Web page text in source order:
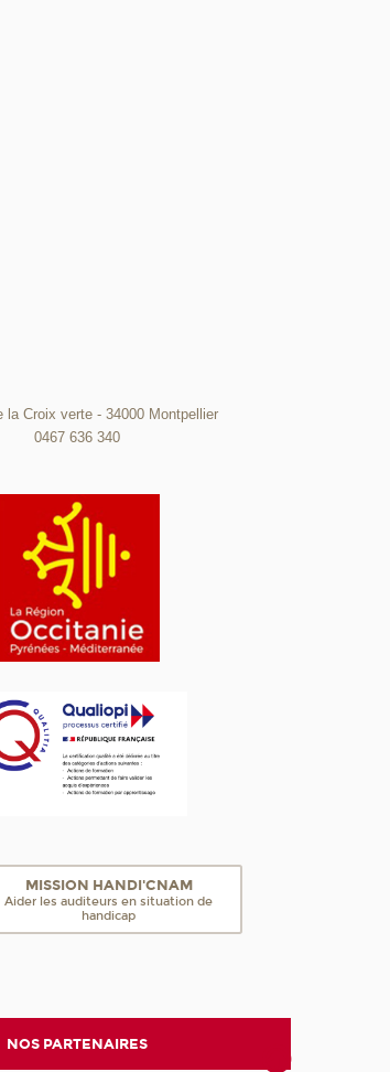
la Croix verte - 34000 Montpellier
0467 636 340
MISSION HANDI'CNAM
Aider les auditeurs en situation de
handicap
NOS PARTENAIRES